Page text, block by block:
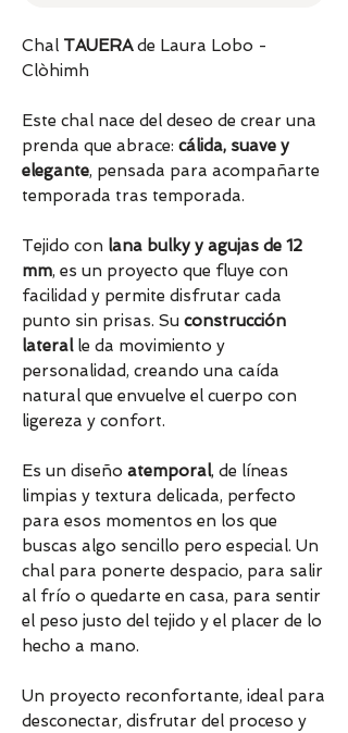
Chal TAUERAde Laura Lobo -
Clòhimh
Este chal nace del deseo de crear una
prenda que abrace: cálida, suave y
elegante, pensada para acompañarte
temporada tras temporada.
Tejido con lana bulky y agujas de 12
mm, es un proyecto que fluye con
facilidad y permite disfrutar cada
punto sin prisas. Su construcción
lateralle da movimiento y
personalidad, creando una caída
natural que envuelve el cuerpo con
ligereza y confort.
Es un diseño atemporal, de líneas
limpias y textura delicada, perfecto
para esos momentos en los que
buscas algo sencillo pero especial. Un
chal para ponerte despacio, para salir
al frío o quedarte en casa, para sentir
el peso justo del tejido y el placer de lo
hecho a mano.
Un proyecto reconfortante, ideal para
desconectar, disfrutar del proceso y